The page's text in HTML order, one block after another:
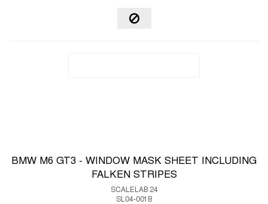
BMW M6 GT3 - WINDOW MASK SHEET INCLUDING
FALKEN STRIPES
SCALELAB 24
SL04-001B